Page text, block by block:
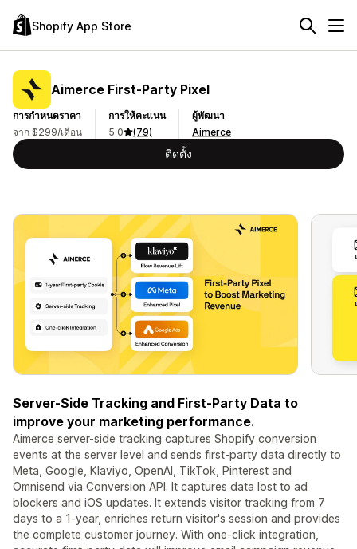
Shopify App Store
Aimerce First‑Party Pixel
การกำหนดราคา
จาก $299/เดือน
การให้คะแนน
5.0
(79)
ผู้พัฒนา
Aimerce
ติดตั้ง
Server-Side Tracking and First-Party Data to
improve your marketing performance.
Aimerce server-side tracking captures Shopify conversion
events at the server level and sends first-party data directly to
Meta, Google, Klaviyo, OpenAI, TikTok, Pinterest and
Omnisend via Conversion API. It captures data lost to ad
blockers and iOS updates. It extends visitor tracking from 7
days to a 1-year, enriches return visitor's session and provides
the complete customer journey. With one-click integration,